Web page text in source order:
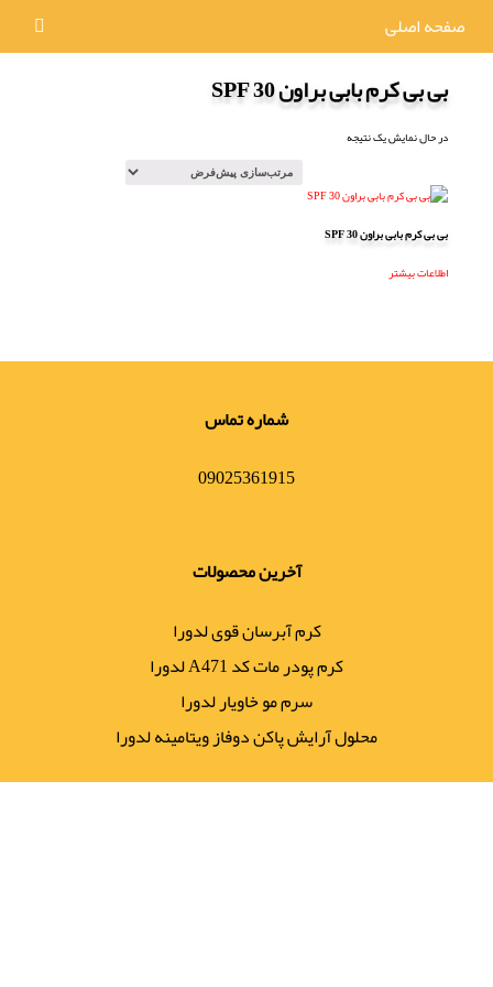
صفحه اصلی
بی بی کرم بابی براون SPF 30
در حال نمایش یک نتیجه
بی بی کرم بابی براون SPF 30
اطلاعات بیشتر
شماره تماس
09025361915
آخرین محصولات
کرم آبرسان قوی لدورا
کرم پودر مات کد A471 لدورا
سرم مو خاویار لدورا
محلول آرایش پاکن دوفاز ویتامینه لدورا